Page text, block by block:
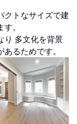
クトなサイズで建
。
り 多文化を背景
あるためです。